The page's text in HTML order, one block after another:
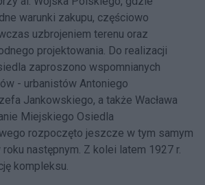
warunki zakupu, częściowo
uzbrojeniem terenu oraz
projektowania. Do realizacji
zaproszono wspomnianych
- urbanistów Antoniego
Jankowskiego, a także Wacława
Miejskiego Osiedla
rozpoczęto jeszcze w tym samym
następnym. Z kolei latem 1927 r.
kompleksu.